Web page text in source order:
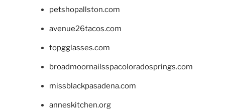
petshopallston.com
avenue26tacos.com
topgglasses.com
broadmoornailsspacoloradosprings.com
missblackpasadena.com
anneskitchen.org